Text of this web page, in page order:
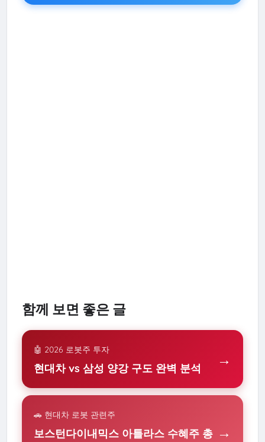
함께 보면 좋은 글
🤖 2026 로봇주 투자
현대차 vs 삼성 양강 구도 완벽 분석
→
🚗 현대차 로봇 관련주
보스턴다이내믹스 아틀라스 수혜주 총 →